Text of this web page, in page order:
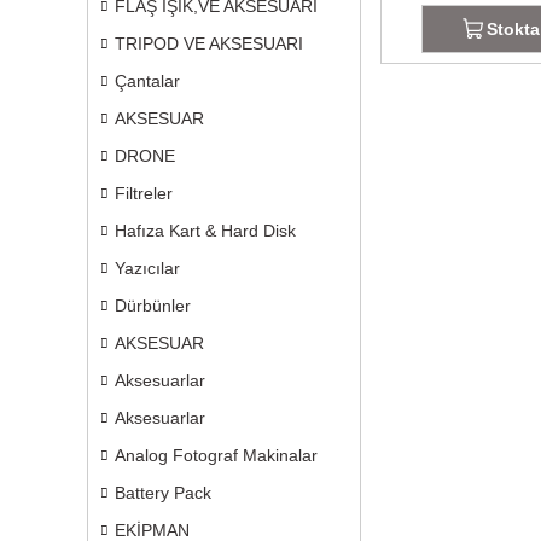
FLAŞ IŞIK,VE AKSESUARI
TRIPOD VE AKSESUARI
Çantalar
AKSESUAR
DRONE
Filtreler
Hafıza Kart & Hard Disk
Yazıcılar
Dürbünler
AKSESUAR
Aksesuarlar
Aksesuarlar
Analog Fotograf Makinalar
Battery Pack
EKİPMAN